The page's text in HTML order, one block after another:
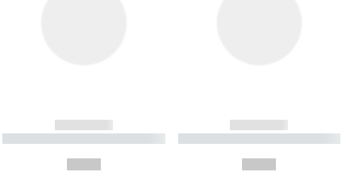
------------
----------- ----------- ----------
------------
----------- ----------- ----------